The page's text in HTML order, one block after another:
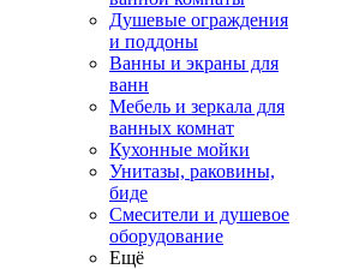
Душевые ограждения
и поддоны
Ванны и экраны для
ванн
Мебель и зеркала для
ванных комнат
Кухонные мойки
Унитазы, раковины,
биде
Смесители и душевое
оборудование
Ещё